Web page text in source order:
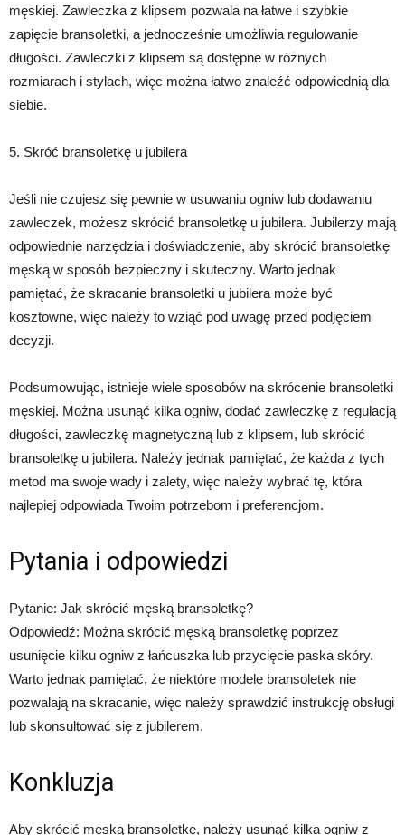
męskiej. Zawleczka z klipsem pozwala na łatwe i szybkie
zapięcie bransoletki, a jednocześnie umożliwia regulowanie
długości. Zawleczki z klipsem są dostępne w różnych
rozmiarach i stylach, więc można łatwo znaleźć odpowiednią dla
siebie.
5. Skróć bransoletkę u jubilera
Jeśli nie czujesz się pewnie w usuwaniu ogniw lub dodawaniu
zawleczek, możesz skrócić bransoletkę u jubilera. Jubilerzy mają
odpowiednie narzędzia i doświadczenie, aby skrócić bransoletkę
męską w sposób bezpieczny i skuteczny. Warto jednak
pamiętać, że skracanie bransoletki u jubilera może być
kosztowne, więc należy to wziąć pod uwagę przed podjęciem
decyzji.
Podsumowując, istnieje wiele sposobów na skrócenie bransoletki
męskiej. Można usunąć kilka ogniw, dodać zawleczkę z regulacją
długości, zawleczkę magnetyczną lub z klipsem, lub skrócić
bransoletkę u jubilera. Należy jednak pamiętać, że każda z tych
metod ma swoje wady i zalety, więc należy wybrać tę, która
najlepiej odpowiada Twoim potrzebom i preferencjom.
Pytania i odpowiedzi
Pytanie: Jak skrócić męską bransoletkę?
Odpowiedź: Można skrócić męską bransoletkę poprzez
usunięcie kilku ogniw z łańcuszka lub przycięcie paska skóry.
Warto jednak pamiętać, że niektóre modele bransoletek nie
pozwalają na skracanie, więc należy sprawdzić instrukcję obsługi
lub skonsultować się z jubilerem.
Konkluzja
Aby skrócić męską bransoletkę, należy usunąć kilka ogniw z